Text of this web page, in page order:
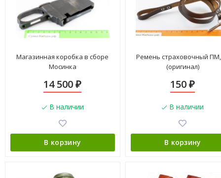
Магазинная коробка в сборе
Мосинка
14 500₽
В наличии
В корзину
Ремень страховочный
(оригинал)
150₽
В наличии
В корзину